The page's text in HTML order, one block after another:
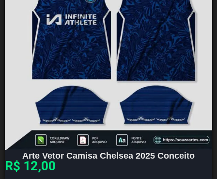
Arte Vetor Camisa Chelsea 2025 Conceito
R$ 12,00